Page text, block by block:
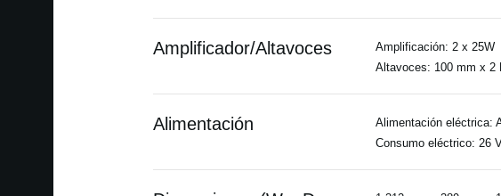
Amplificador/Altavoces
Amplificación: 2 x 25W
Altavoces: 100 mm x 2
Alimentación
Alimentación eléctrica:
Consumo eléctrico: 26